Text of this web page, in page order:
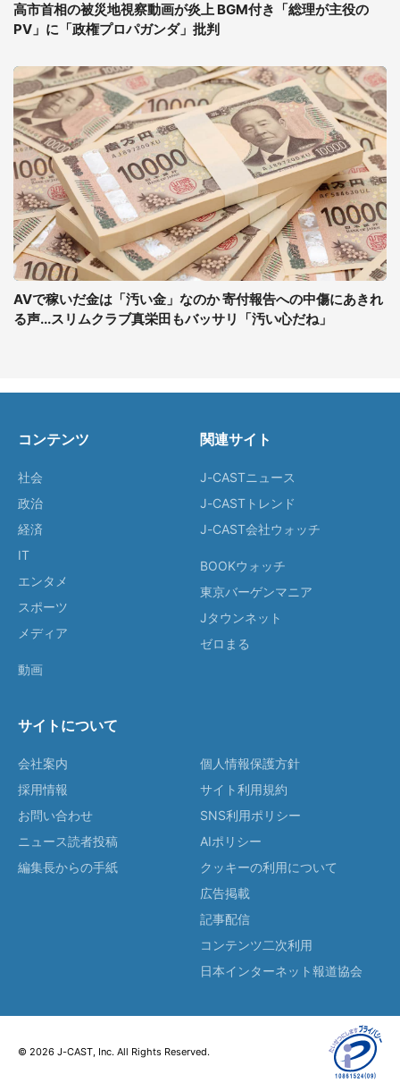
高市首相の被災地視察動画が炎上 BGM付き「総理が主役の
PV」に「政権プロパガンダ」批判
AVで稼いだ金は「汚い金」なのか 寄付報告への中傷にあきれ
る声...スリムクラブ真栄田もバッサリ「汚い心だね」
コンテンツ
社会
政治
経済
IT
エンタメ
スポーツ
メディア
動画
関連サイト
J-CASTニュース
J-CASTトレンド
J-CAST会社ウォッチ
BOOKウォッチ
東京バーゲンマニア
Jタウンネット
ゼロまる
サイトについて
会社案内
採用情報
お問い合わせ
ニュース読者投稿
編集長からの手紙
個人情報保護方針
サイト利用規約
SNS利用ポリシー
AIポリシー
クッキーの利用について
広告掲載
記事配信
コンテンツ二次利用
日本インターネット報道協会
© 2026 J-CAST, Inc. All Rights Reserved.